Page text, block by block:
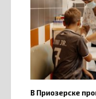
В Приозерске